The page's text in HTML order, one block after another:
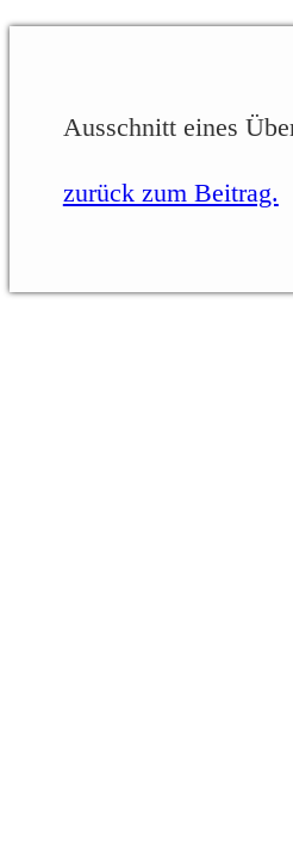
Ausschnitt eines
zurück zum Beitrag.